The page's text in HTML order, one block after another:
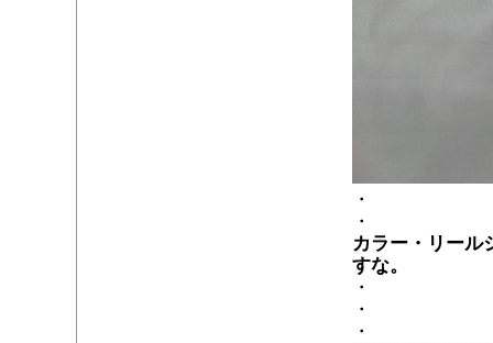
・
・
カラー・リール
すな。
・
・
・